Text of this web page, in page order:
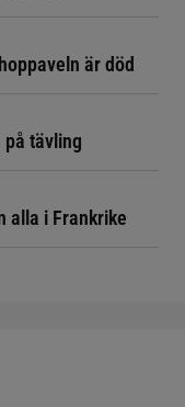
är död
på tävling
alla i Frankrike